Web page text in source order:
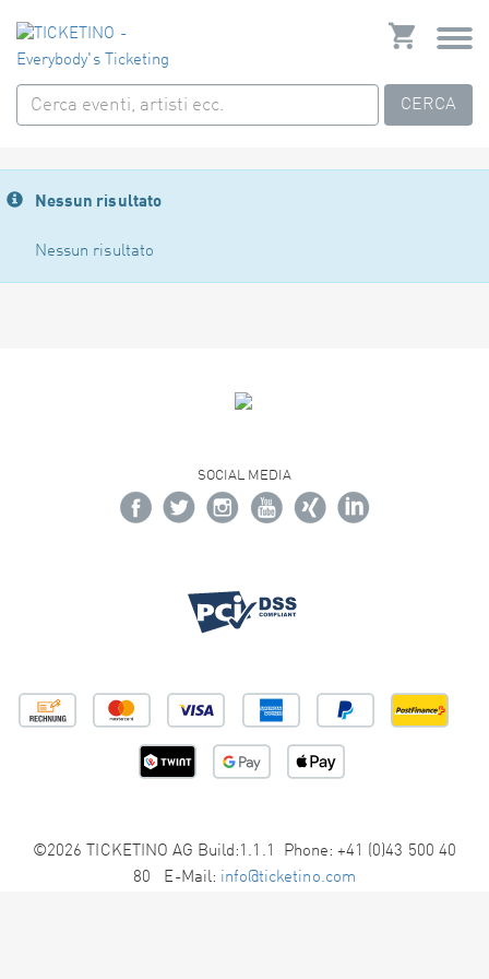
CERCA
Nessun risultato
Nessun risultato
SOCIAL MEDIA
©2026 TICKETINO AG Build:1.1.1 Phone: +41 (0)43 500 40
80 E-Mail: info@ticketino.com